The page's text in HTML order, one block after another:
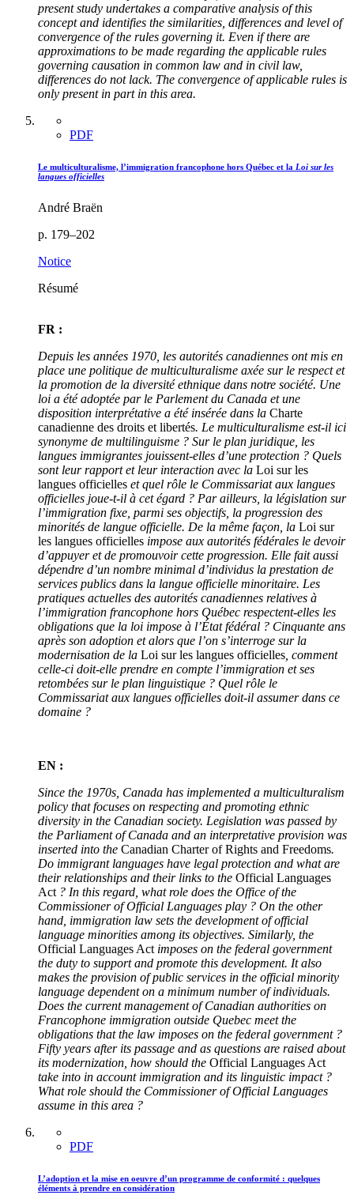
present study undertakes a comparative analysis of this
concept and identifies the similarities, differences and level of
convergence of the rules governing it. Even if there are
approximations to be made regarding the applicable rules
governing causation in common law and in civil law,
differences do not lack. The convergence of applicable rules is
only present in part in this area.
PDF
Le multiculturalisme, l’immigration francophone hors Québec et la Loi sur les
langues officielles
André Braën
p. 179–202
Notice
Résumé
FR :
Depuis les années 1970, les autorités canadiennes ont mis en
place une politique de multiculturalisme axée sur le respect et
la promotion de la diversité ethnique dans notre société. Une
loi a été adoptée par le Parlement du Canada et une
disposition interprétative a été insérée dans la Charte
canadienne des droits et libertés. Le multiculturalisme est-il ici
synonyme de multilinguisme ? Sur le plan juridique, les
langues immigrantes jouissent-elles d’une protection ? Quels
sont leur rapport et leur interaction avec la Loi sur les
langues officielles et quel rôle le Commissariat aux langues
officielles joue-t-il à cet égard ? Par ailleurs, la législation sur
l’immigration fixe, parmi ses objectifs, la progression des
minorités de langue officielle. De la même façon, la Loi sur
les langues officielles impose aux autorités fédérales le devoir
d’appuyer et de promouvoir cette progression. Elle fait aussi
dépendre d’un nombre minimal d’individus la prestation de
services publics dans la langue officielle minoritaire. Les
pratiques actuelles des autorités canadiennes relatives à
l’immigration francophone hors Québec respectent-elles les
obligations que la loi impose à l’État fédéral ? Cinquante ans
après son adoption et alors que l’on s’interroge sur la
modernisation de la Loi sur les langues officielles , comment
celle-ci doit-elle prendre en compte l’immigration et ses
retombées sur le plan linguistique ? Quel rôle le
Commissariat aux langues officielles doit-il assumer dans ce
domaine ?
EN :
Since the 1970s, Canada has implemented a multiculturalism
policy that focuses on respecting and promoting ethnic
diversity in the Canadian society. Legislation was passed by
the Parliament of Canada and an interpretative provision was
inserted into the Canadian Charter of Rights and Freedoms.
Do immigrant languages have legal protection and what are
their relationships and their links to the Official Languages
Act ? In this regard, what role does the Office of the
Commissioner of Official Languages play ? On the other
hand, immigration law sets the development of official
language minorities among its objectives. Similarly, the
Official Languages Act imposes on the federal government
the duty to support and promote this development. It also
makes the provision of public services in the official minority
language dependent on a minimum number of individuals.
Does the current management of Canadian authorities on
Francophone immigration outside Quebec meet the
obligations that the law imposes on the federal government ?
Fifty years after its passage and as questions are raised about
its modernization, how should the Official Languages Act
take into in account immigration and its linguistic impact ?
What role should the Commissioner of Official Languages
assume in this area ?
PDF
L’adoption et la mise en oeuvre d’un programme de conformité : quelques
éléments à prendre en considération